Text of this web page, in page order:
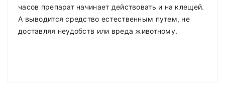
часов препарат начинает действовать и на клещей.
А выводится средство естественным путем, не
доставляя неудобств или вреда животному.